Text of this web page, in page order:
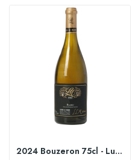
2024 Bouzeron 75cl - Lucien le Moine